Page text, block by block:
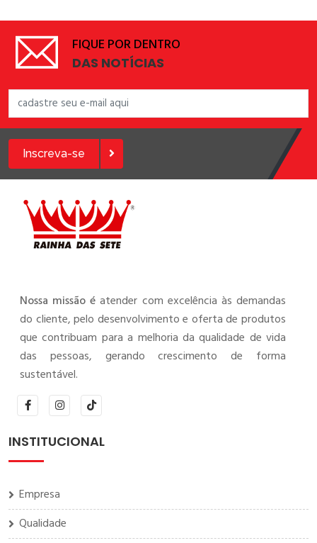
FIQUE POR DENTRO
DAS NOTÍCIAS
Inscreva-se
Nossa missão é atender com excelência às demandas
do cliente, pelo desenvolvimento e oferta de produtos
que contribuam para a melhoria da qualidade de vida
das pessoas, gerando crescimento de forma
sustentável.
INSTITUCIONAL
Empresa
Qualidade